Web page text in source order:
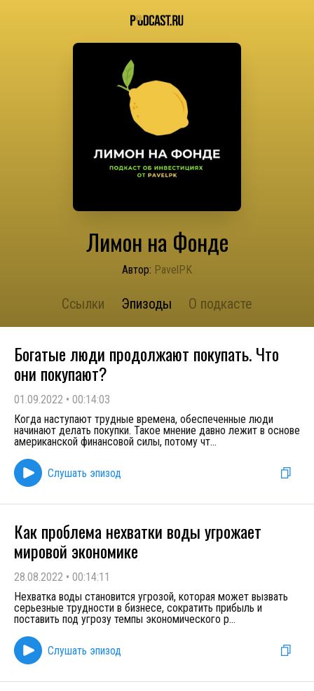
Лимон на Фонде
Автор: PavelPK
Ссылки Эпизоды О подкасте
Богатые люди продолжают покупать. Что
они покупают?
01.09.2022 • 00:14:03
Когда наступают трудные времена, обеспеченные люди
начинают делать покупки. Такое мнение давно лежит в основе
американской финансовой силы, потому чт...
Слушать эпизод
Как проблема нехватки воды угрожает
мировой экономике
28.08.2022 • 00:14:11
Нехватка воды становится угрозой, которая может вызвать
серьезные трудности в бизнесе, сократить прибыль и
поставить под угрозу темпы экономического р...
Слушать эпизод